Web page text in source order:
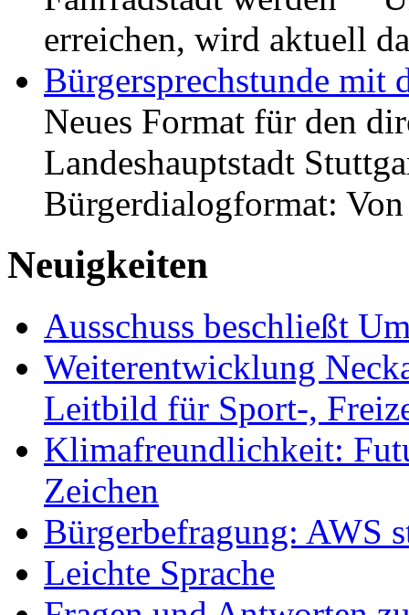
erreichen, wird aktuell
Bürgersprechstunde mit
Neues Format für den
Landeshauptstadt
Bürgerdialogformat:
Neuigkeiten
Ausschuss beschließt
Weiterentwicklung
Leitbild für Sport-,
Klimafreundlichkeit:
Zeichen
Bürgerbefragung: AWS
Leichte Sprache